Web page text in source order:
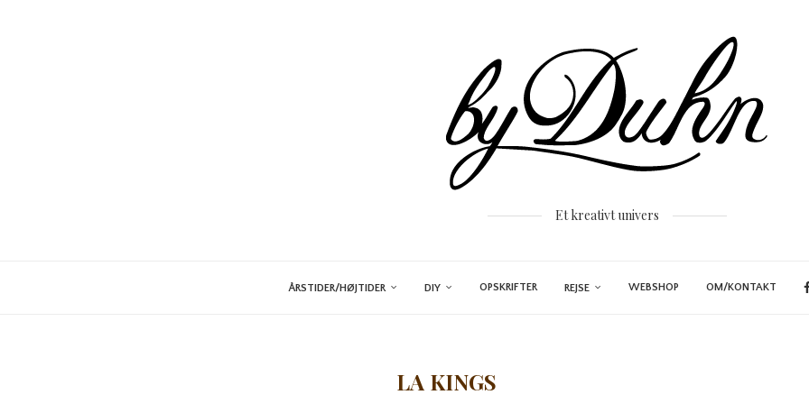
Et kreativt univers
ÅRSTIDER/HØJTIDER DIY OPSKRIFTER REJSE WEBSHOP OM/KONTAKT
LA KINGS